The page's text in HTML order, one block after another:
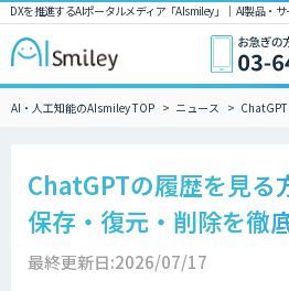
DXを推進するAIポータルメディア「AIsmiley」｜ AI製品・
AI・人工知能のAIsmiley TOP ニュース
ChatGPTの履歴を見る
保存・復元・削除を徹
最終更新日:2026/07/17